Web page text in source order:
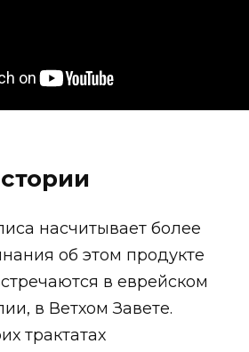
насчитывает более
об этом продукте
в еврейском
в Ветхом Завете.
трактатах